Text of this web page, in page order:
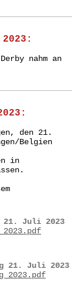
nahm an
den 21.
Belgien
in
Juli 2023
21. Juli 2023
2023.pdf